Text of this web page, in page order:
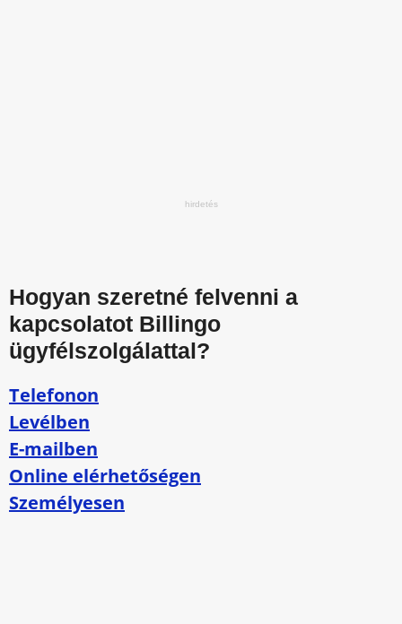
Hogyan szeretné felvenni a
kapcsolatot Billingo
ügyfélszolgálattal?
Telefonon
Levélben
E-mailben
Online elérhetőségen
Személyesen